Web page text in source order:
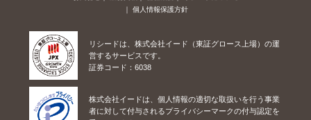
個人情報保護方針
リシードは、株式会社イード（東証グロース上場）の運
営するサービスです。
証券コード：6038
株式会社イードは、個人情報の適切な取扱いを行う事業
者に対して付与されるプライバシーマークの付与認定を